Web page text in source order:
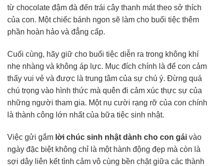
từ chocolate đậm đà đến trái cây thanh mát theo sở thích
của con. Một chiếc bánh ngon sẽ làm cho buổi tiệc thêm
phần hoàn hảo và đẳng cấp.
Cuối cùng, hãy giữ cho buổi tiệc diễn ra trong không khí
nhẹ nhàng và không áp lực. Mục đích chính là để con cảm
thấy vui vẻ và được là trung tâm của sự chú ý. Đừng quá
chú trọng vào hình thức mà quên đi cảm xúc thực sự của
những người tham gia. Một nụ cười rạng rỡ của con chính
là thành công lớn nhất của bữa tiệc sinh nhật.
Việc gửi gắm lời chúc sinh nhật dành cho con gái vào
ngày đặc biệt không chỉ là một hành động đẹp mà còn là
sợi dây liên kết tình cảm vô cùng bền chặt giữa các thành